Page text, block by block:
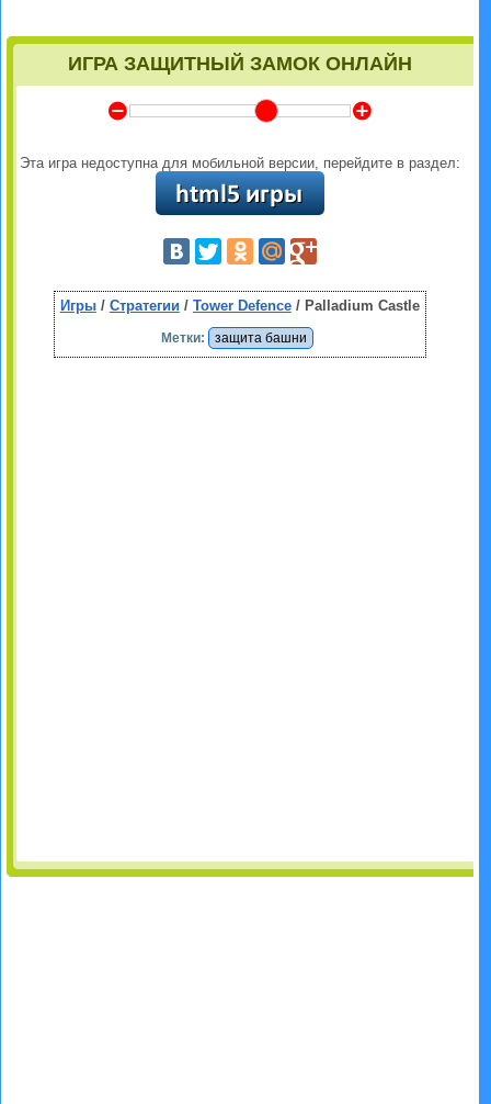
ИГРА ЗАЩИТНЫЙ ЗАМОК ОНЛАЙН
Y Z
Эта игра недоступна для мобильной версии, перейдите в раздел:
Игры/ Стратегии / Tower Defence/ Palladium Castle
Метки: защита башни